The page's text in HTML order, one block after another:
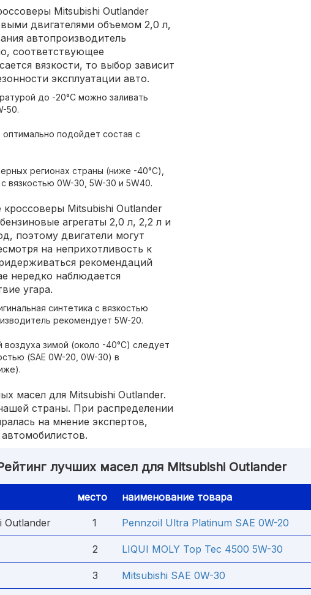
Mitsubishi Outlander
двигателями объемом 2,0 л,
автопроизводитель
соответствующее
вязкости, то выбор зависит
эксплуатации авто.
до -20°С можно заливать
50.
подойдет состав с
регионах страны (ниже -40°С),
вязкостью 0W-30, 5W-30 и 5W40.
Mitsubishi Outlander
агрегаты 2,0 л, 2,2 л и
поэтому двигатели могут
на неприхотливость к
рекомендаций
нередко наблюдается
угара.
синтетика с вязкостью
рекомендует 5W-20.
воздуха зимой (около -40°С) следует
(SAE 0W-20, 0W-30) в
масел для Mitsubishi Outlander.
страны. При распределении
на мнение экспертов,
лучших масел для Mitsubishi Outlander
место наименование товара
Outlander 1 Pennzoil Ultra Platinum SAE 0W-20
2 LIQUI MOLY Top Tec 4500 5W-30
3 Mitsubishi SAE 0W-30